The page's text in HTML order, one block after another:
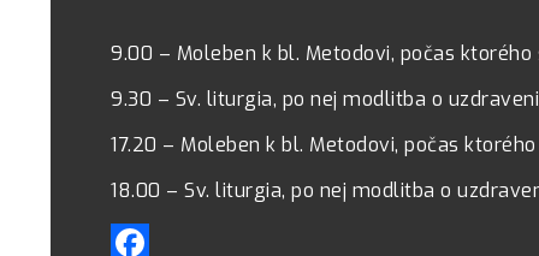
9.00 – Moleben k bl. Metodovi, počas
9.30 – Sv. liturgia, po nej modlitba o
17.20 – Moleben k bl. Metodovi, počas
18.00 – Sv. liturgia, po nej modlitba o